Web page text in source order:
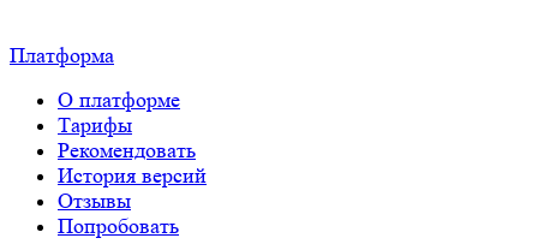
Платформа
О платформе
Тарифы
Рекомендовать
История версий
Отзывы
Попробовать